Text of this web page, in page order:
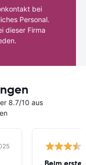
bei
Personal.
dieser Firma
8.7/10 aus